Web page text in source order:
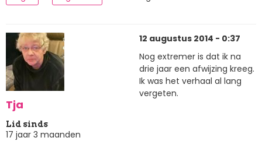
Tja
Lid sinds
17 jaar 3 maanden
12 augustus 2014 - 0:37
Nog extremer is dat ik na
drie jaar een afwijzing kreeg.
Ik was het verhaal al lang
vergeten.